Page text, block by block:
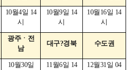
10월4일 14
시
10월9일 14
시
10월16일 14
시
광주ㆍ전
남
대구?경북 수도권
10월30일
11월6일 14
12월31일 04